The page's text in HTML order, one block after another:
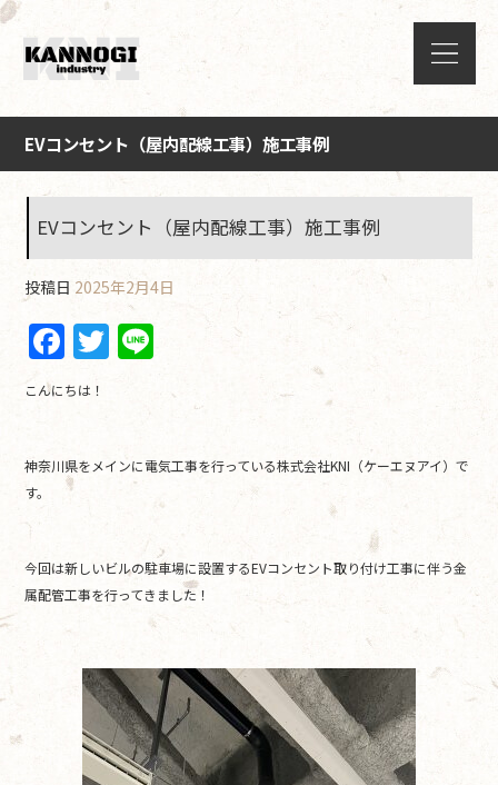
EVコンセント（屋内配線工事）施工事例
EVコンセント（屋内配線工事）施工事例
投稿日 2025年2月4日
F
a
c
e
b
o
k
T
w
er
e
こんにちは！
神奈川県をメインに電気工事を行っている株式会社KNI（ケーエヌアイ）で
す。
今回は新しいビルの駐車場に設置するEVコンセント取り付け工事に伴う金
属配管工事を行ってきました！